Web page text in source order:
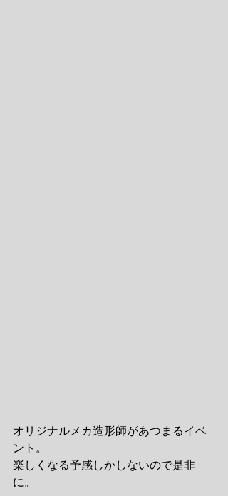
オリジナルメカ造形師があつまるイベ
ント。
楽しくなる予感しかしないので是非
に。